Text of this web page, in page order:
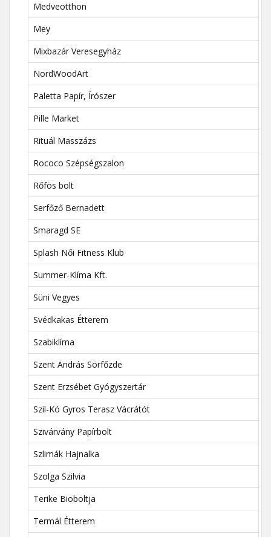
Medveotthon
Mey
Mixbazár Veresegyház
NordWoodArt
Paletta Papír, Írószer
Pille Market
Rituál Masszázs
Rococo Szépségszalon
Rőfös bolt
Serfőző Bernadett
Smaragd SE
Splash Női Fitness Klub
Summer-Klíma Kft.
Süni Vegyes
Svédkakas Étterem
Szabiklíma
Szent András Sörfőzde
Szent Erzsébet Gyógyszertár
Szil-Kó Gyros Terasz Vácrátót
Szivárvány Papírbolt
Szlimák Hajnalka
Szolga Szilvia
Terike Bioboltja
Termál Étterem